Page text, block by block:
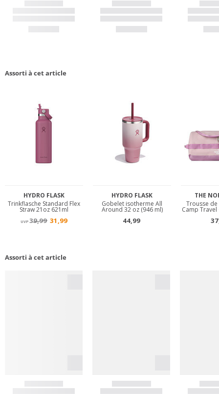
Assorti à cet article
Assorti à cet article